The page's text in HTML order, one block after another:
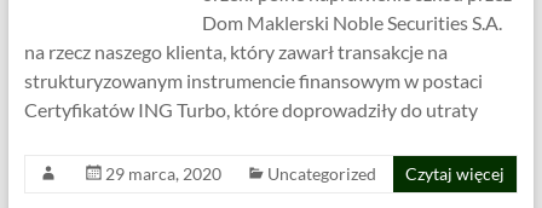
Dom Maklerski Noble Securities S.A.
na rzecz naszego klienta, który zawarł transakcje na
strukturyzowanym instrumencie finansowym w postaci
Certyfikatów ING Turbo, które doprowadziły do utraty
29 marca, 2020 Uncategorized Czytaj więcej